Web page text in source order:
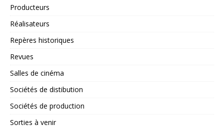
Producteurs
Réalisateurs
Repères historiques
Revues
Salles de cinéma
Sociétés de distibution
Sociétés de production
Sorties à venir